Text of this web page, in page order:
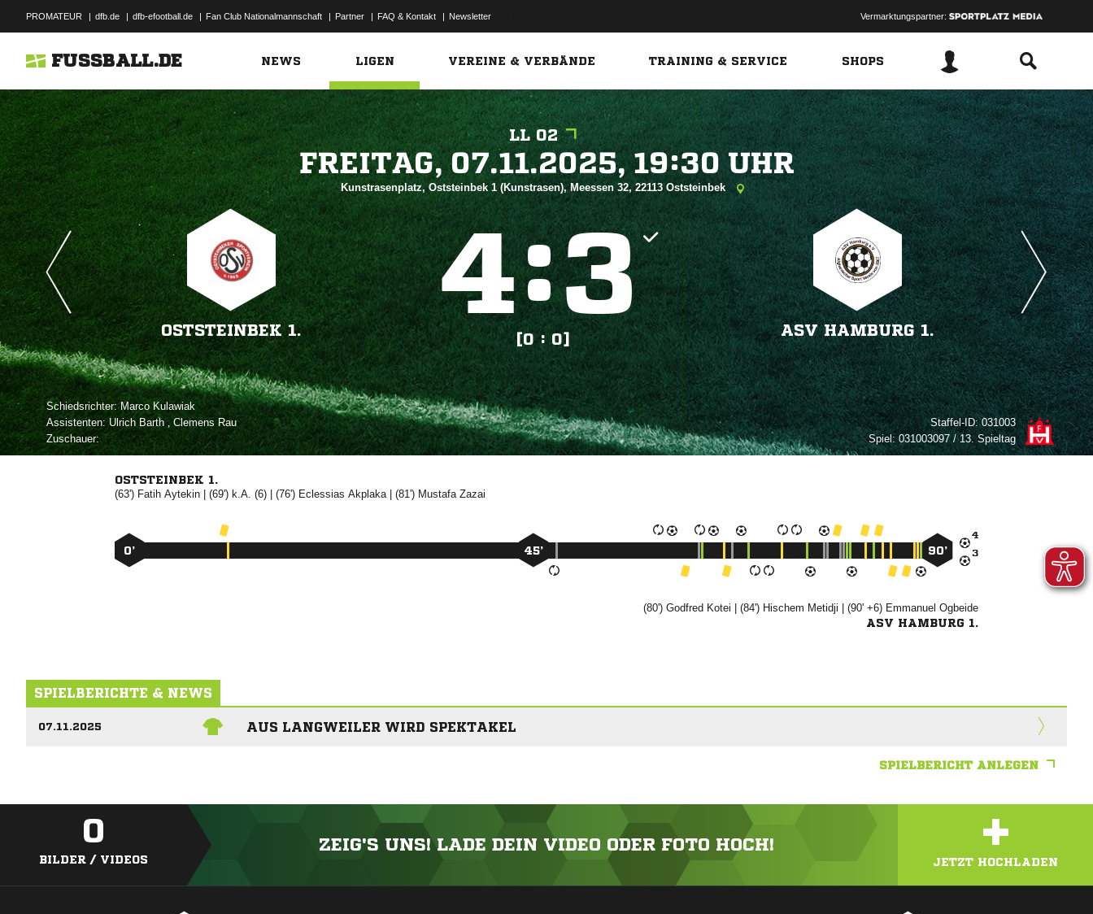
PROMATEUR | dfb.de | dfb-efootball.de | Fan Club Nationalmannschaft | Partner | FAQ & Kontakt | Newsletter Vermarktungspartner:
FUSSBALL.DE NEWS LIGEN VEREINE & VERBÄNDE TRAINING & SERVICE SHOPS
LL 02
   
Kunstrasenplatz, Oststeinbek 1 (Kunstrasen), Meessen 32, 22113 Oststeinbek
OSTSTEINBEK 1.
:
[0 : 0]
ASV HAMBURG 1.
Schiedsrichter: 
Assistenten:   ,  
Zuschauer:
Staffel-ID:031003
Spiel:031003097 / 13. Spieltag
OSTSTEINBEK 1.
(63') | (69') k.A. (6) | (76')  | (81') 


0’ 45’ 90’
(80')  | (84')   | (90' +6)  
ASV HAMBURG 1.
SPIELBERICHTE & NEWS
07.11.2025 AUS LANGWEILER WIRD SPEKTAKEL
SPIELBERICHT ANLEGEN
0
BILDER / VIDEOS
ZEIG'S UNS! LADE DEIN VIDEO ODER FOTO HOCH! +
JETZT HOCHLADEN